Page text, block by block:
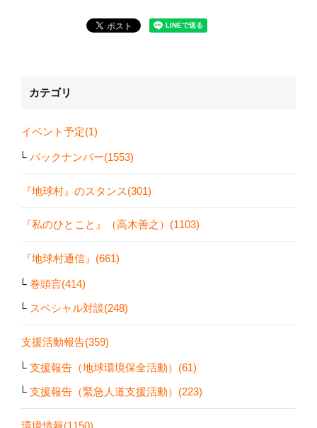
カテゴリ
イベント予定(1)
バックナンバー(1553)
『地球村』のスタンス(301)
『私のひとこと』（高木善之）(1103)
『地球村通信』(661)
巻頭言(414)
スペシャル対談(248)
支援活動報告(359)
支援報告（地球環境保全活動）(61)
支援報告（緊急人道支援活動）(223)
環境情報(1150)